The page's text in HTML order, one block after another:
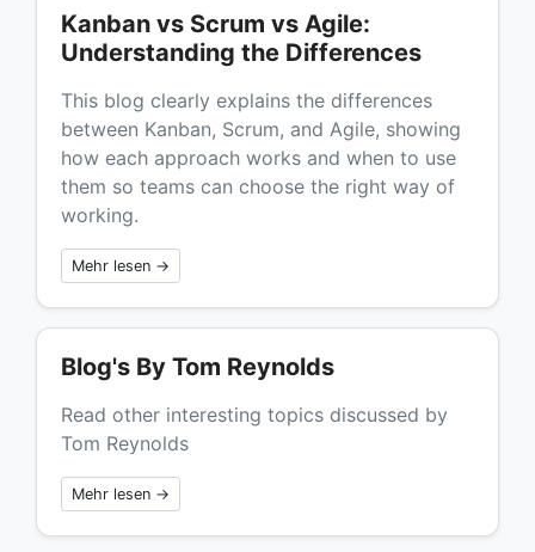
Kanban vs Scrum vs Agile:
Understanding the Differences
This blog clearly explains the differences
between Kanban, Scrum, and Agile, showing
how each approach works and when to use
them so teams can choose the right way of
working.
Mehr lesen →
Blog's By Tom Reynolds
Read other interesting topics discussed by
Tom Reynolds
Mehr lesen →